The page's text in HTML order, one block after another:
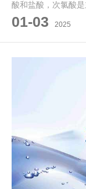
酸和盐酸，次氯酸
部，通过氧化作用破
01-03 2025